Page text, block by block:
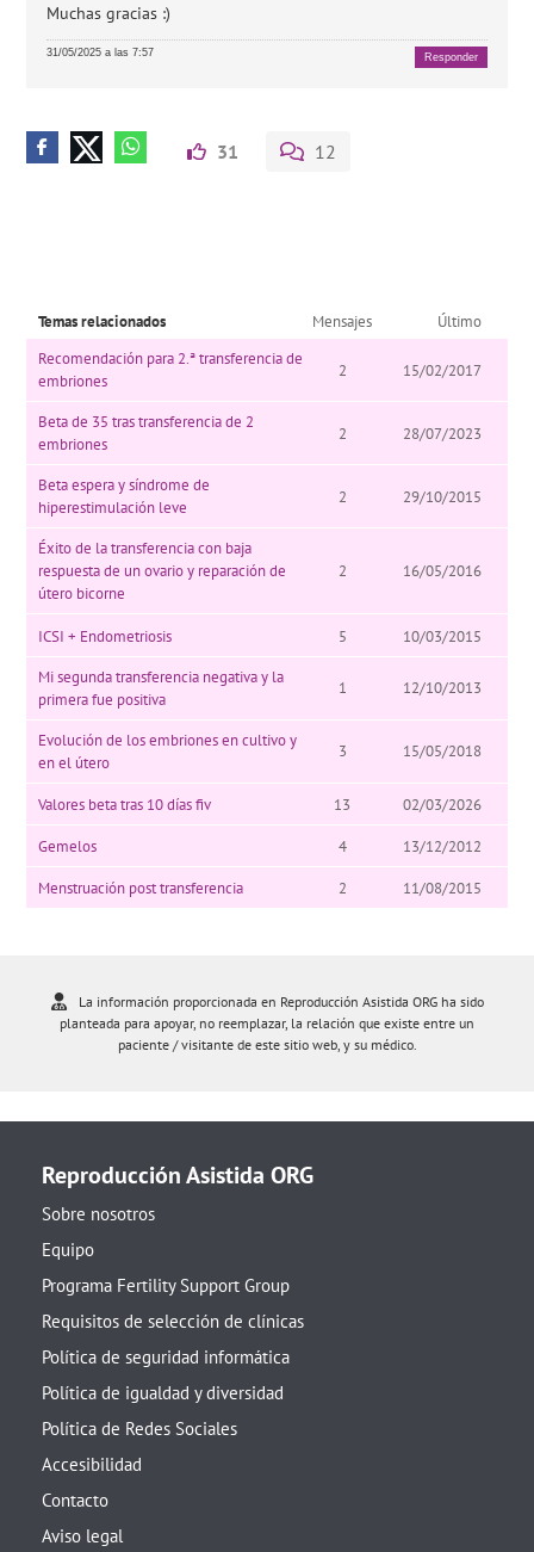
Muchas gracias :)
31/05/2025 a las 7:57 Responder
31 12
Temas relacionados Mensajes
Último
Recomendación para 2.ª transferencia de
embriones
2 15/02/2017
Beta de 35 tras transferencia de 2
embriones
2 28/07/2023
Beta espera y síndrome de
hiperestimulación leve
2 29/10/2015
Éxito de la transferencia con baja
respuesta de un ovario y reparación de
útero bicorne
2 16/05/2016
ICSI + Endometriosis 5
10/03/2015
Mi segunda transferencia negativa y la
primera fue positiva
1 12/10/2013
Evolución de los embriones en cultivo y
en el útero
3 15/05/2018
Valores beta tras 10 días fiv 13 02/03/2026
Gemelos 4 13/12/2012
Menstruación post transferencia 2 11/08/2015
La información proporcionada en Reproducción Asistida ORG ha sido
planteada para apoyar, no reemplazar, la relación que existe entre un
paciente / visitante de este sitio web, y su médico.
Reproducción Asistida ORG
Sobre nosotros
Equipo
Programa Fertility Support Group
Requisitos de selección de clínicas
Política de seguridad informática
Política de igualdad y diversidad
Política de Redes Sociales
Accesibilidad
Contacto
Aviso legal